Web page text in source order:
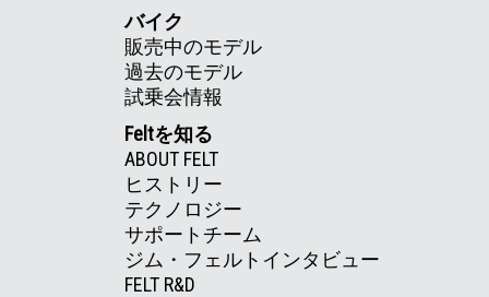
バイク
販売中のモデル
過去のモデル
試乗会情報
Feltを知る
ABOUT FELT
ヒストリー
テクノロジー
サポートチーム
ジム・フェルトインタビュー
FELT R&D